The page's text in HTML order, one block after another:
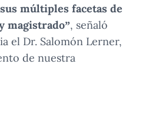
múltiples facetas de
magistrado”, señaló
el Dr. Salomón Lerner,
de nuestra